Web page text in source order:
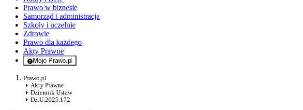
Prawo w biznesie
Samorząd i administracja
Szkoły i uczelnie
Zdrowie
Prawo dla każdego
Akty Prawne
Moje Prawo.pl
- rejestracja i logowanie do serwisu
Prawo.pl
Akty Prawne
Dziennik Ustaw
Dz.U.2025.172